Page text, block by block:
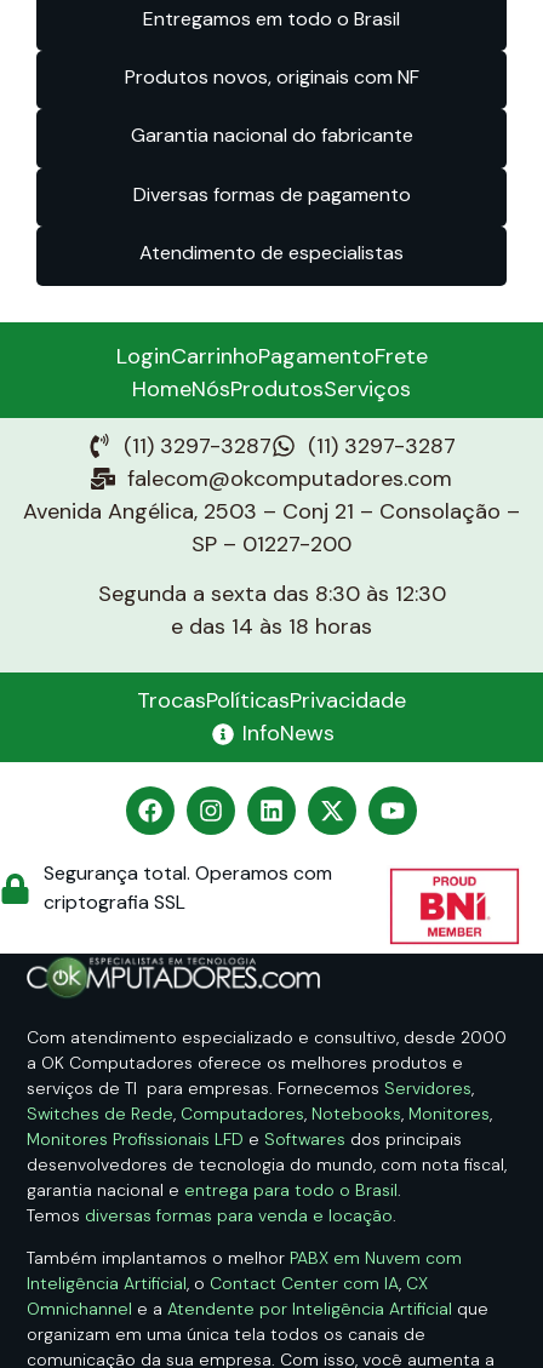
Entregamos em todo o Brasil
Produtos novos, originais com NF
Garantia nacional do fabricante
Diversas formas de pagamento
Atendimento de especialistas
LoginCarrinhoPagamentoFrete
HomeNósProdutosServiços
(11) 3297-3287
(11) 3297-3287
falecom@okcomputadores.com
Avenida Angélica, 2503 – Conj 21 – Consolação –
SP – 01227-200
Segunda a sexta das 8:30 às 12:30
e das 14 às 18 horas
TrocasPolíticasPrivacidade
InfoNews
Segurança total. Operamos com
criptografia SSL
Com atendimento especializado e consultivo, desde 2000
a OK Computadores oferece os melhores produtos e
serviços de TI para empresas. Fornecemos Servidores,
Switches de Rede, Computadores, Notebooks, Monitores,
Monitores Profissionais LFD e Softwares dos principais
desenvolvedores de tecnologia do mundo, com nota fiscal,
garantia nacional e entrega para todo o Brasil.
Temos diversas formas para venda e locação.
Também implantamos o melhor PABX em Nuvem com
Inteligência Artificial, o Contact Center com IA, CX
Omnichannel e aAtendente por Inteligência Artificial que
organizam em uma única tela todos os canais de
comunicação da sua empresa. Com isso, você aumenta a